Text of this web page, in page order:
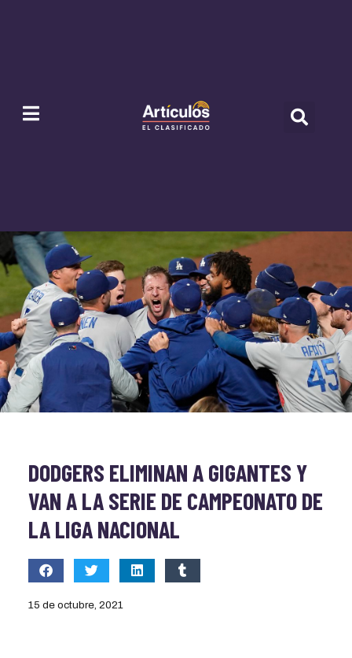
DODGERS ELIMINAN A GIGANTES Y
VAN A LA SERIE DE CAMPEONATO DE
LA LIGA NACIONAL
15 de octubre, 2021